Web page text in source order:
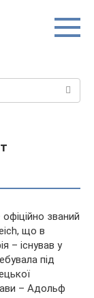
званий
що в
– існував у
під
– Адольф